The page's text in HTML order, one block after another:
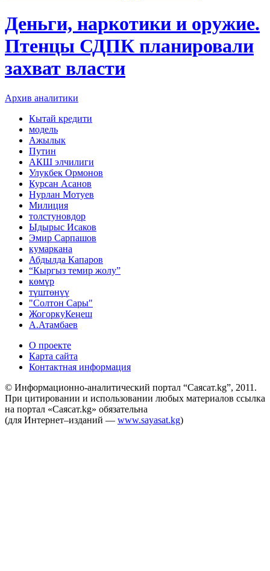
Деньги, наркотики и оружие.
Птенцы СДПК планировали
захват власти
Архив аналитики
Кытай кредити
модель
Ажылык
Путин
АКШ элчилиги
Улукбек Ормонов
Курсан Асанов
Нурлан Мотуев
Милиция
толстуновдор
Ыдырыс Исаков
Эмир Сарпашов
кумаркана
Абдылда Капаров
“Кыргыз темир жолу”
көмүр
түштөнүү
"Солтон Сары"
ЖогоркуКеңеш
А.Атамбаев
О проекте
Карта сайта
Контактная информация
© Информационно-аналитический портал “Саясат.kg”, 2011.
При цитировании и использовании любых материалов ссылка
на портал «Саясат.kg» обязательна
(для Интернет–изданий — www.sayasat.kg)